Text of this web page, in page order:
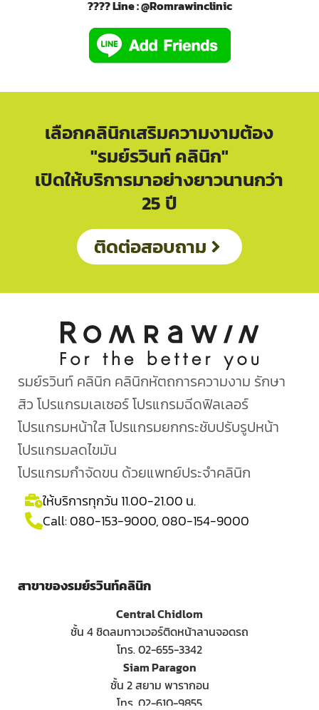
???? Line : @Romrawinclinic
เลือกคลินิกเสริมความงามต้อง
"รมย์รวินท์ คลินิก"
เปิดให้บริการมาอย่างยาวนานกว่า
25 ปี
ติดต่อสอบถาม
รมย์รวินท์ คลินิก คลินิกหัตถการความงาม รักษา
สิว โปรแกรมเลเซอร์ โปรแกรมฉีดฟิลเลอร์
โปรแกรมหน้าใส โปรแกรมยกกระชับปรับรูปหน้า
โปรแกรมลดไขมัน
โปรแกรมกำจัดขน ด้วยแพทย์ประจำคลินิก
ให้บริการทุกวัน 11.00-21.00 น.
Call:080-153-9000, 080-154-9000
สาขาของรมย์รวินท์คลินิก
Central Chidlom
ชั้น 4 ชิดลมทาวเวอร์ติดหน้าลานจอดรถ
โทร. 02-655-3342
Siam Paragon
ชั้น 2 สยาม พารากอน
โทร. 02-610-9855